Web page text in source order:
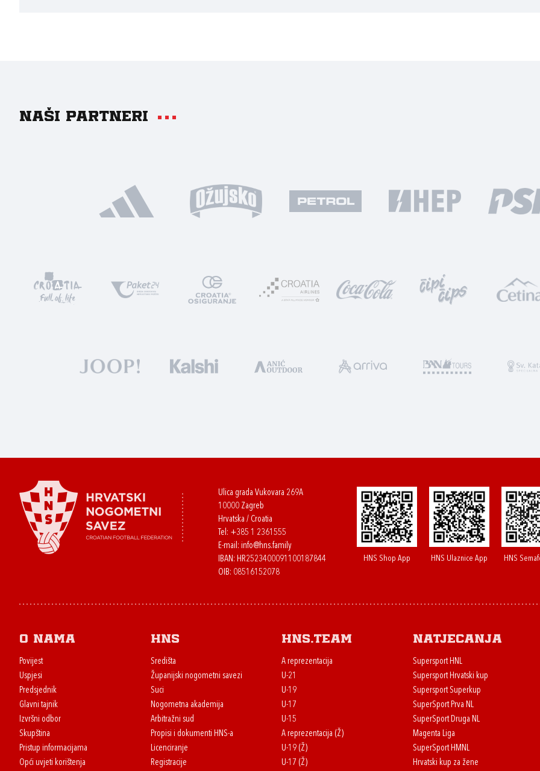
Naši partneri
Ulica grada Vukovara 269A
10000 Zagreb
Hrvatska / Croatia
Tel: +385 1 2361555
E-mail: info@hns.family
IBAN: HR2523400091100187844
OIB: 08516152078
HNS Shop App HNS Ulaznice App HNS
O nama
Povijest
Uspjesi
Predsjednik
Glavni tajnik
Izvršni odbor
Skupština
Pristup informacijama
Opći uvjeti korištenja
HNS
Središta
Županijski nogometni savezi
Suci
Nogometna akademija
Arbitražni sud
Propisi i dokumenti HNS-a
Licenciranje
Registracije
HNS.team
A reprezentacija
U-21
U-19
U-17
U-15
A reprezentacija (Ž)
U-19 (Ž)
U-17 (Ž)
Natjecanja
Supersport HNL
Supersport Hrvatski kup
Supersport Superkup
SuperSport Prva NL
SuperSport Druga NL
Magenta Liga
SuperSport HMNL
Hrvatski kup za žene